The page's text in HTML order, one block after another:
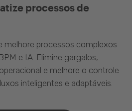
processos de
melhore processos complexos
e IA. Elimine gargalos,
e melhore o controle
inteligentes e adaptáveis.